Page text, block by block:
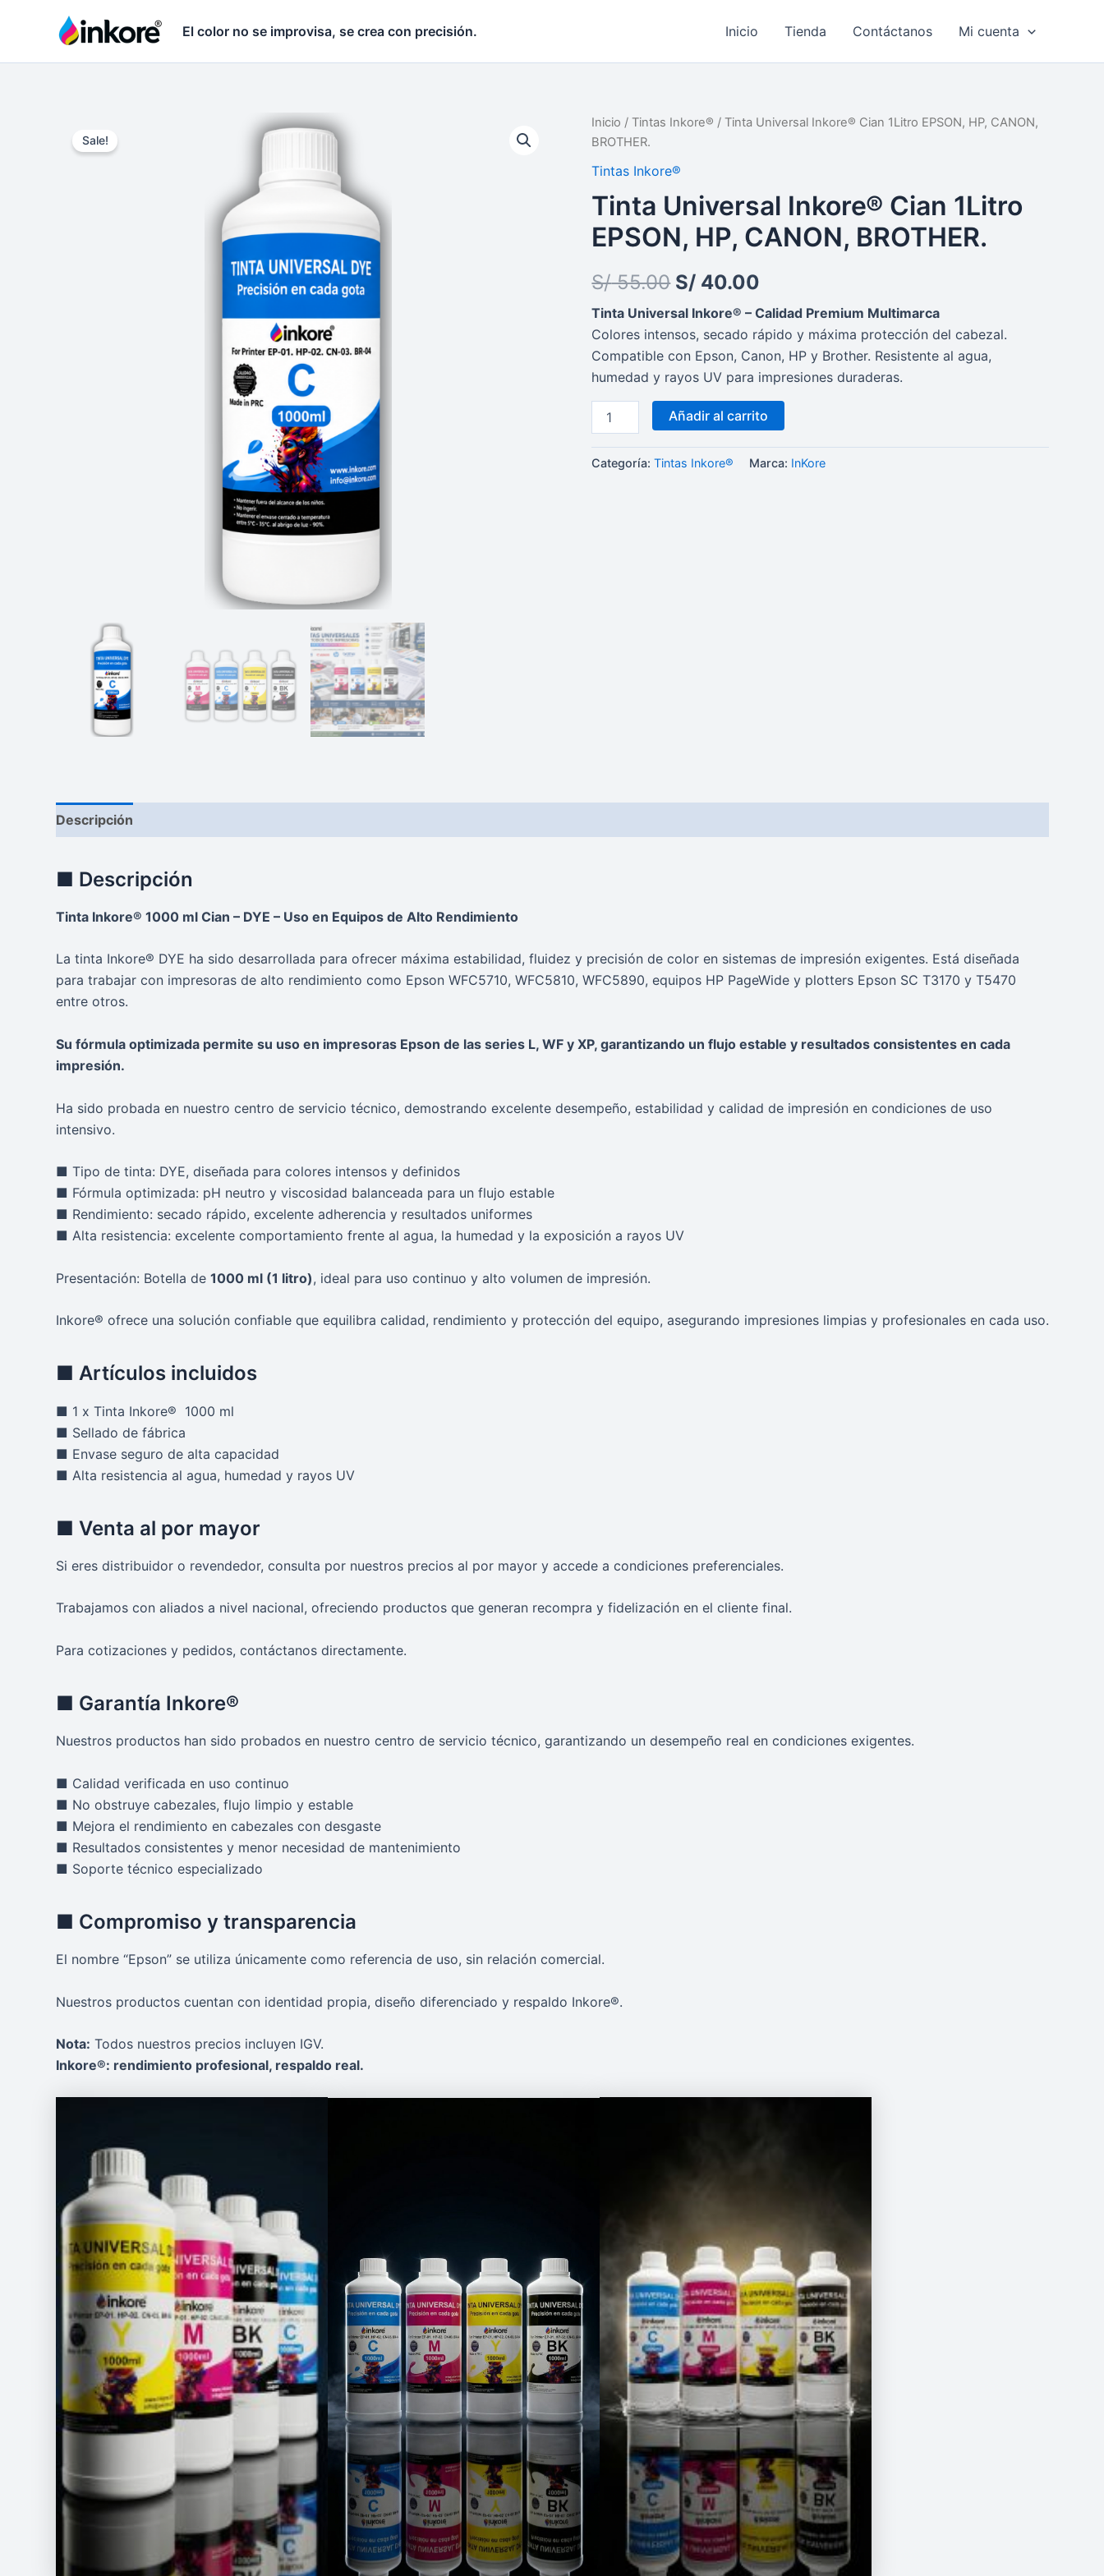
El color no se improvisa, se crea con precisión. Inicio Tienda Contáctanos Mi cuenta
Sale!
Inicio /Tintas Inkore® / Tinta Universal Inkore® Cian 1Litro EPSON, HP, CANON,
BROTHER.
Tintas Inkore®
Tinta Universal Inkore® Cian 1Litro
EPSON, HP, CANON, BROTHER.
S/55.00
Original
price
was:
S/ 55.00.
S/ 40.00
Current
is:
S/ 40.00.
Tinta Universal Inkore® – Calidad Premium Multimarca
Colores intensos, secado rápido y máxima protección del cabezal.
Compatible con Epson, Canon, HP y Brother. Resistente al agua,
humedad y rayos UV para impresiones duraderas.
Tinta
Universal
Cian
EPSON,
HP,
CANON,
BROTHER.
Añadir al carrito
Categoría:Tintas Inkore® Marca: InKore
Descripción
■ Descripción
Tinta Inkore® 1000 ml Cian – DYE – Uso en Equipos de Alto Rendimiento
La tinta Inkore® DYE ha sido desarrollada para ofrecer máxima estabilidad, fluidez y precisión de color en sistemas de impresión exigentes. Está diseñada
para trabajar con impresoras de alto rendimiento como Epson WFC5710, WFC5810, WFC5890, equipos HP PageWide y plotters Epson SC T3170 y T5470
entre otros.
Su fórmula optimizada permite su uso en impresoras Epson de las series L, WF y XP, garantizando un flujo estable y resultados consistentes en cada
impresión.
Ha sido probada en nuestro centro de servicio técnico, demostrando excelente desempeño, estabilidad y calidad de impresión en condiciones de uso
intensivo.
■ Tipo de tinta: DYE, diseñada para colores intensos y definidos
■ Fórmula optimizada: pH neutro y viscosidad balanceada para un flujo estable
■ Rendimiento: secado rápido, excelente adherencia y resultados uniformes
■ Alta resistencia: excelente comportamiento frente al agua, la humedad y la exposición a rayos UV
Presentación: Botella de 1000 ml (1 litro), ideal para uso continuo y alto volumen de impresión.
Inkore® ofrece una solución confiable que equilibra calidad, rendimiento y protección del equipo, asegurando impresiones limpias y profesionales en cada uso.
■ Artículos incluidos
■ 1 x Tinta Inkore® 1000 ml
■ Sellado de fábrica
■ Envase seguro de alta capacidad
■ Alta resistencia al agua, humedad y rayos UV
■ Venta al por mayor
Si eres distribuidor o revendedor, consulta por nuestros precios al por mayor y accede a condiciones preferenciales.
Trabajamos con aliados a nivel nacional, ofreciendo productos que generan recompra y fidelización en el cliente final.
Para cotizaciones y pedidos, contáctanos directamente.
■ Garantía Inkore®
Nuestros productos han sido probados en nuestro centro de servicio técnico, garantizando un desempeño real en condiciones exigentes.
■ Calidad verificada en uso continuo
■ No obstruye cabezales, flujo limpio y estable
■ Mejora el rendimiento en cabezales con desgaste
■ Resultados consistentes y menor necesidad de mantenimiento
■ Soporte técnico especializado
■ Compromiso y transparencia
El nombre “Epson” se utiliza únicamente como referencia de uso, sin relación comercial.
Nuestros productos cuentan con identidad propia, diseño diferenciado y respaldo Inkore®.
Nota: Todos nuestros precios incluyen IGV.
Inkore®: rendimiento profesional, respaldo real.